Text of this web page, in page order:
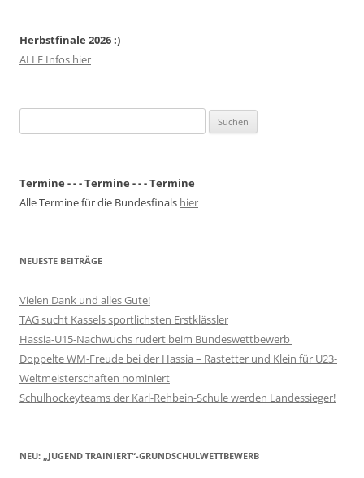
Herbstfinale 2026 :)
ALLE Infos hier
nach:
Termine - - - Termine - - - Termine
Alle Termine für die Bundesfinals hier
NEUESTE BEITRÄGE
Vielen Dank und alles Gute!
TAG sucht Kassels sportlichsten Erstklässler
Hassia-U15-Nachwuchs rudert beim Bundeswettbewerb
Doppelte WM-Freude bei der Hassia – Rastetter und Klein für U23-
Weltmeisterschaften nominiert
Schulhockeyteams der Karl-Rehbein-Schule werden Landessieger!
NEU: „JUGEND TRAINIERT“-GRUNDSCHULWETTBEWERB